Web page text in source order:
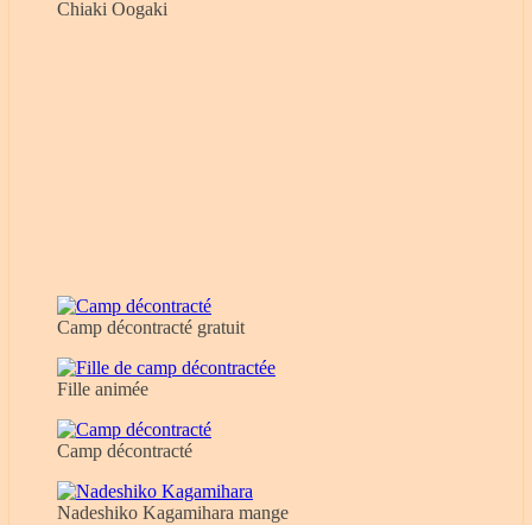
Chiaki Oogaki
Camp décontracté gratuit
Fille animée
Camp décontracté
Nadeshiko Kagamihara mange